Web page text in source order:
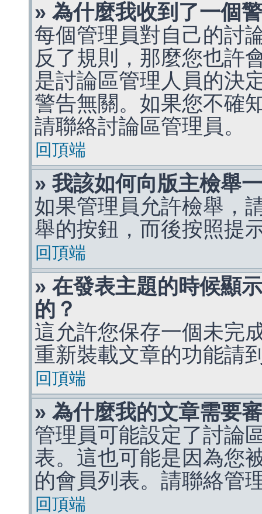
» 為什麼我收到了一個
每個管理員對自己的討
反了規則，那麼您也許
是討論區管理人員的決
警告無關。如果您不確
請聯絡討論區管理員。
回頂端
» 我該如何向版主檢舉
如果管理員允許檢舉，
舉的按鈕，而後按照提
回頂端
» 在發表主題的時候顯
的？
這允許您保存一個未完
重新裝載文章的功能請
回頂端
» 為什麼我的文章需要
管理員可能設定了討論
表。這也可能是因為您
的會員列表。請聯絡管
回頂端